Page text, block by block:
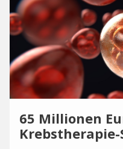
65 Millionen